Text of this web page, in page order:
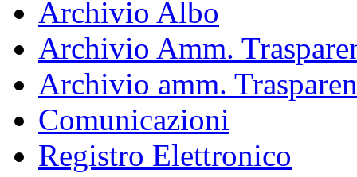
Archivio Albo
Archivio Amm.
Archivio amm.
Comunicazioni
Registro Elettronico